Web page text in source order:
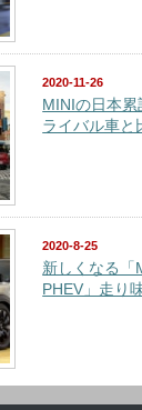
2020-11-26
MINIの日本
ライバル車と
2020-8-25
新しくなる「
PHEV」走り